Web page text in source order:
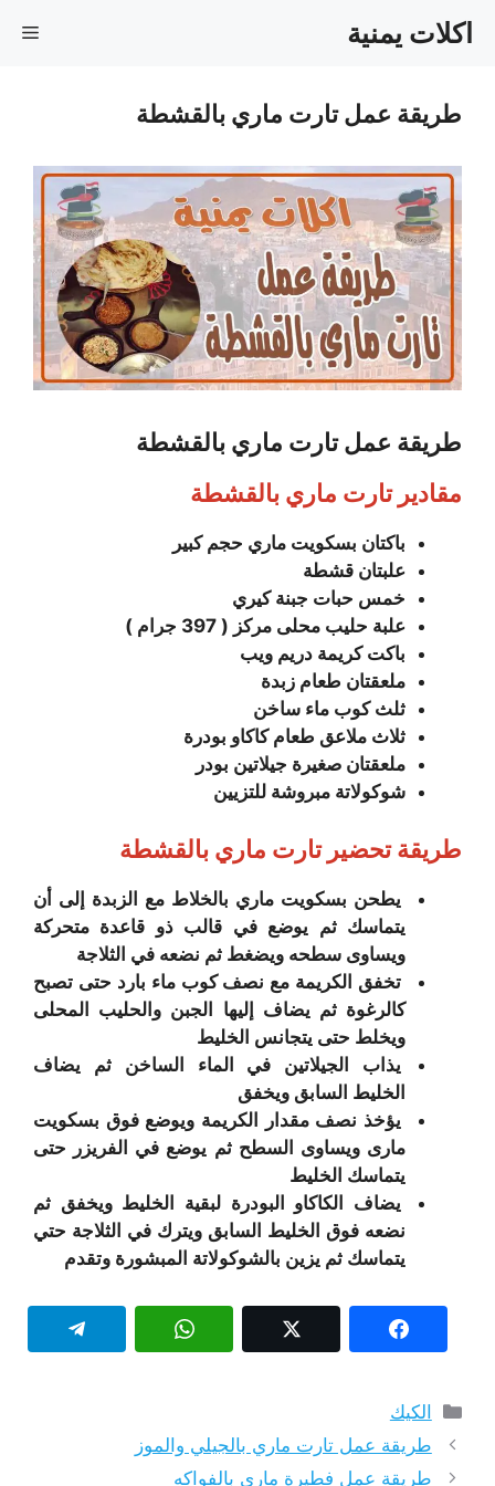
إلىاكلات يمنية
طريقة عمل تارت ماري بالقشطة
طريقة عمل تارت ماري بالقشطة
مقادير تارت ماري بالقشطة
باکتان بسكويت ماري حجم كبير
علبتان قشطة
خمس حبات جبنة كيري
علبة حليب محلى مركز ( 397
جرام )
باکت کريمة دريم ويب
ملعقتان طعام زبدة
ثلث كوب ماء ساخن
ثلاث ملاعق طعام كاكاو بودرة
ملعقتان صغيرة جيلاتين بودر
شوكولاتة مبروشة للتزيين
طريقة تحضير تارت ماري بالقشطة
يطحن بسكويت ماري بالخلاط مع الزبدة إلى أن
يتماسك ثم يوضع في قالب ذو قاعدة متحركة
ويساوی سطحه ويضغط ثم نضعه في الثلاجة
تخفق الكريمة مع نصف كوب ماء بارد حتى تصبح
كالرغوة ثم يضاف إليها الجبن والحليب المحلى
ويخلط حتى يتجانس الخليط
يذاب الجيلاتين في الماء الساخن ثم يضاف
الخليط السابق ويخفق
يؤخذ نصف مقدار الكريمة ويوضع فوق بسكويت
ماری ويساوی السطح ثم يوضع في الفريزر حتی
يتماسك الخليط
يضاف الكاكاو البودرة لبقية الخليط ويخفق ثم
نضعه فوق الخليط السابق ويترك في الثلاجة حتي
يتماسك ثم يزين بالشوكولاتة المبشورة وتقدم
التصنيفات
الكيك
طريقة عمل تارت ماري بالجيلي والموز
طريقة عمل فطيرة ماري بالفواكه